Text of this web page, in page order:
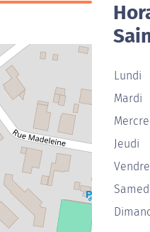
Lundi
Mardi
Jeudi